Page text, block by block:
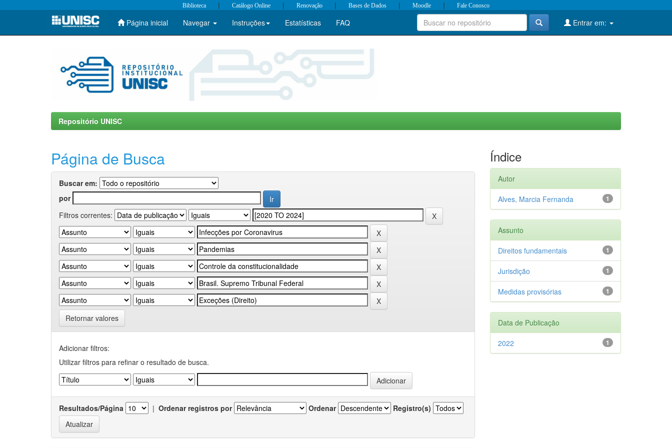
Skip
Biblioteca | Catálogo Online | Renovação | Bases de Dados | Moodle | Fale Conosco
Página inicial Navegar Instruções Estatísticas FAQ Entrar em:
Repositório UNISC
Página de Busca
Buscar em:
por
Filtros correntes:
Retornar valores
Adicionar filtros:
Utilizar filtros para refinar o resultado de busca.
Resultados/Página | Ordenar registros por Ordenar Registro(s)
Índice
Autor
1
Alves, Marcia Fernanda
Assunto
1
Direitos fundamentais
1
Jurisdição
1
Medidas provisórias
Data de Publicação
1
2022